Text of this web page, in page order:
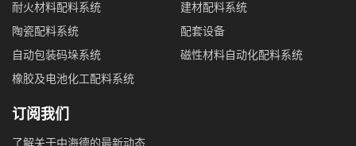
耐火材料配料系统
陶瓷配料系统
自动包装码垛系统
橡胶及电池化工配料系统
建材配料系统
配套设备
磁性材料自动化配料系统
订阅我们
了解关于中海德的最新动态